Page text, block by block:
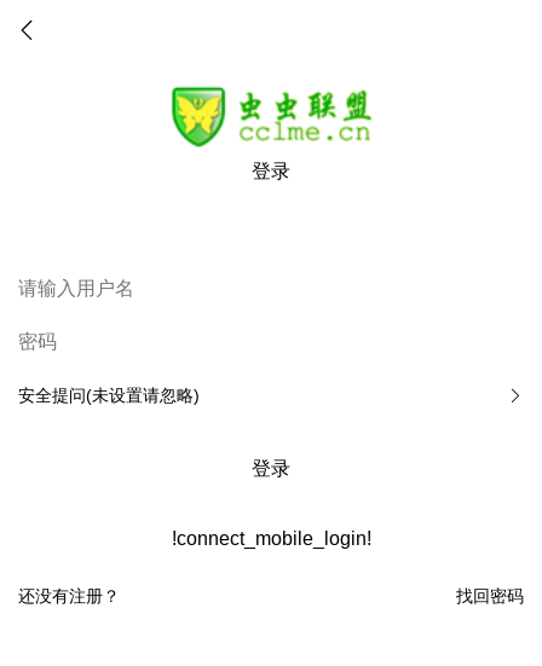
登录
安全提问(未设置请忽略)
登录
!connect_mobile_login!
找回密码
还没有注册？